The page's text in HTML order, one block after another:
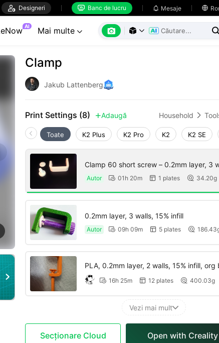
 Designeri  Banc de lucru  Mesaje 
AI Mai multe     

Clamp
Jakub Lattenberg
Print Settings (8) Adaugă Household 
Toate K2 Plus K2 Pro K2 K2 SE
Clamp 60 short screw – 0.2mm layer, 3
Autor  01h 20m  1 plates  34.20g
0.2mm layer, 3 walls, 15% infill
Autor  09h 09m  5 plates 
PLA, 0.2mm layer, 2 walls, 15% infill,
40mm
 16h 25m  12 plates  400.03g
Vezi mai mult
Secționare Cloud Open with